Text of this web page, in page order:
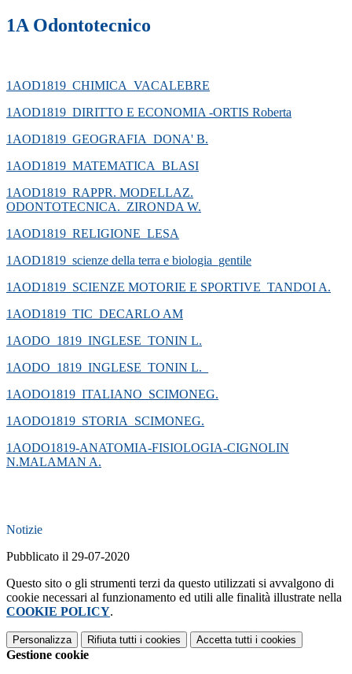
1A Odontotecnico
1AOD1819_CHIMICA_VACALEBRE
1AOD1819_DIRITTO E ECONOMIA -ORTIS Roberta
1AOD1819_GEOGRAFIA_DONA' B.
1AOD1819_MATEMATICA_BLASI
1AOD1819_RAPPR. MODELLAZ.
ODONTOTECNICA._ZIRONDA W.
1AOD1819_RELIGIONE_LESA
1AOD1819_scienze della terra e biologia_gentile
1AOD1819_SCIENZE MOTORIE E SPORTIVE_TANDOI A.
1AOD1819_TIC_DECARLO AM
1AODO_1819_INGLESE_TONIN L.
1AODO_1819_INGLESE_TONIN L._
1AODO1819_ITALIANO_SCIMONEG.
1AODO1819_STORIA_SCIMONEG.
1AODO1819-ANATOMIA-FISIOLOGIA-CIGNOLIN
N.MALAMAN A.
Notizie
Pubblicato il 29-07-2020
Questo sito o gli strumenti terzi da questo utilizzati si avvalgono di
cookie necessari al funzionamento ed utili alle finalità illustrate nella
COOKIE POLICY.
Personalizza Rifiuta tutti i cookies Accetta tutti i cookies
Gestione cookie